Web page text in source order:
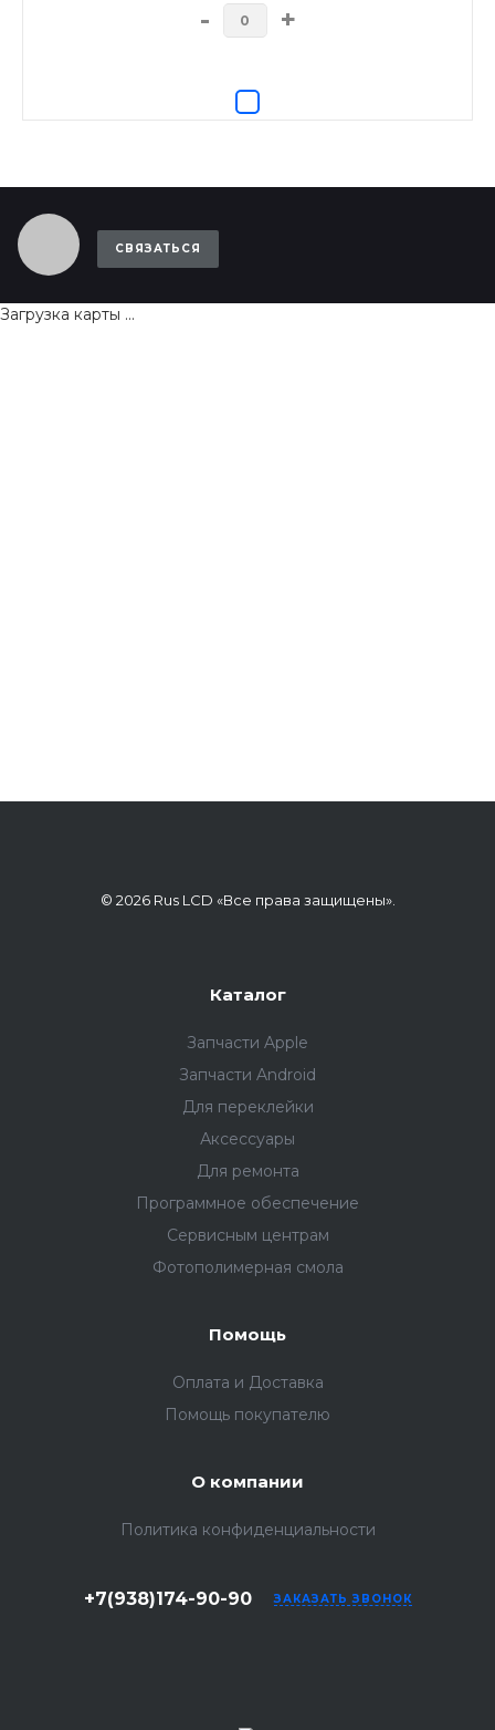
- +
СВЯЗАТЬСЯ
Загрузка карты ...
© 2026 Rus LCD «Все права защищены».
Каталог
Запчасти Apple
Запчасти Android
Для переклейки
Аксессуары
Для ремонта
Программное обеспечение
Сервисным центрам
Фотополимерная смола
Помощь
Оплата и Доставка
Помощь покупателю
О компании
Политика конфиденциальности
+7(938)174-90-90 ЗАКАЗАТЬ ЗВОНОК